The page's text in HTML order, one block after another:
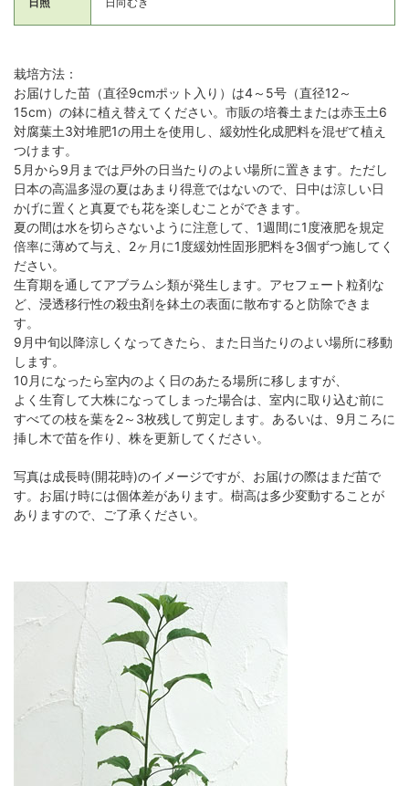
栽培方法：
お届けした苗（直径9cmポット入り）は4～5号（直径12～
15cm）の鉢に植え替えてください。市販の培養土または赤玉土6
対腐葉土3対堆肥1の用土を使用し、緩効性化成肥料を混ぜて植え
つけます。
5月から9月までは戸外の日当たりのよい場所に置きます。ただし
日本の高温多湿の夏はあまり得意ではないので、日中は涼しい日
かげに置くと真夏でも花を楽しむことができます。
夏の間は水を切らさないように注意して、1週間に1度液肥を規定
倍率に薄めて与え、2ヶ月に1度緩効性固形肥料を3個ずつ施してく
ださい。
生育期を通してアブラムシ類が発生します。アセフェート粒剤な
ど、浸透移行性の殺虫剤を鉢土の表面に散布すると防除できま
す。
9月中旬以降涼しくなってきたら、また日当たりのよい場所に移動
します。
10月になったら室内のよく日のあたる場所に移しますが、
よく生育して大株になってしまった場合は、室内に取り込む前に
すべての枝を葉を2～3枚残して剪定します。あるいは、9月ころに
挿し木で苗を作り、株を更新してください。
写真は成長時(開花時)のイメージですが、お届けの際はまだ苗で
す。お届け時には個体差があります。樹高は多少変動することが
ありますので、ご了承ください。